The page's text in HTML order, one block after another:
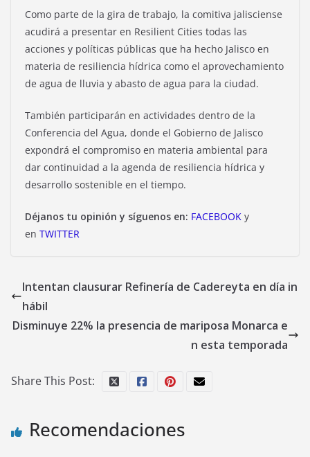
Como parte de la gira de trabajo, la comitiva jalisciense
acudirá a presentar en Resilient Cities todas las
acciones y políticas públicas que ha hecho Jalisco en
materia de resiliencia hídrica como el aprovechamiento
de agua de lluvia y abasto de agua para la ciudad.
También participarán en actividades dentro de la
Conferencia del Agua, donde el Gobierno de Jalisco
expondrá el compromiso en materia ambiental para
dar continuidad a la agenda de resiliencia hídrica y
desarrollo sostenible en el tiempo.
Déjanos tu opinión y síguenos en: FACEBOOK y
en TWITTER
Intentan clausurar Refinería de Cadereyta en día in
hábil
Disminuye 22% la presencia de mariposa Monarca e
n esta temporada
Share This Post:
Recomendaciones